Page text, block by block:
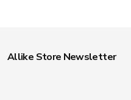
Allike Store Newsletter